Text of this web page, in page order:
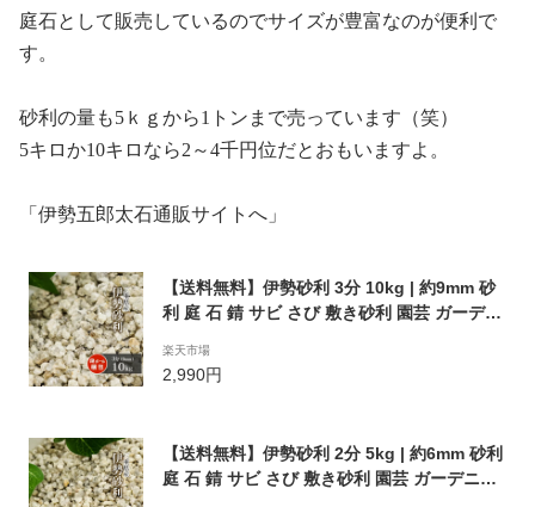
庭石として販売しているのでサイズが豊富なのが便利で
す。
砂利の量も5 ｋｇから1 トンまで売っています（笑）
5キロか10キロなら2 ～4千円位だとおもいますよ。
「伊勢五郎太石通販サイトへ」
【送料無料】伊勢砂利 3分 10kg | 約9mm 砂
利 庭 石 錆 サビ さび 敷き砂利 園芸 ガーデニ
庭園 和 和風 和庭 坪庭 枯山水 砂紋 日本庭園
三重県 伊勢 あさけ 国産 天然
楽天市場
2,990円
【送料無料】伊勢砂利 2分 5kg | 約6mm 砂利
庭 石 錆 サビ さび 敷き砂利 園芸 ガーデニン